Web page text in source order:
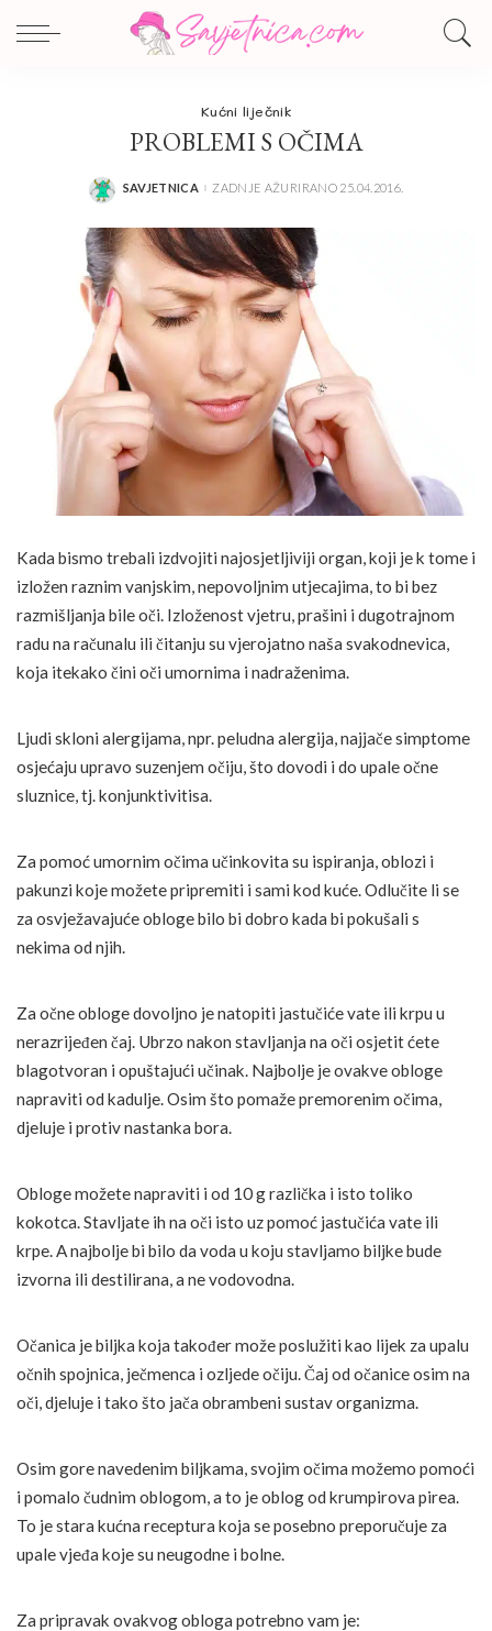
Kućni liječnik
PROBLEMI S OČIMA
POSTED
SAVJETNICA ZADNJE AŽURIRANO 25.04.2016.
Kada bismo trebali izdvojiti najosjetljiviji organ, koji je k tome i
izložen raznim vanjskim, nepovoljnim utjecajima, to bi bez
razmišljanja bile oči. Izloženost vjetru, prašini i dugotrajnom
radu na računalu ili čitanju su vjerojatno naša svakodnevica,
koja itekako čini oči umornima i nadraženima.
Ljudi skloni alergijama, npr. peludna alergija, najjače simptome
osjećaju upravo suzenjem očiju, što dovodi i do upale očne
sluznice, tj. konjunktivitisa.
Za pomoć umornim očima učinkovita su ispiranja, oblozi i
pakunzi koje možete pripremiti i sami kod kuće. Odlučite li se
za osvježavajuće obloge bilo bi dobro kada bi pokušali s
nekima od njih.
Za očne obloge dovoljno je natopiti jastučiće vate ili krpu u
nerazrijeđen čaj. Ubrzo nakon stavljanja na oči osjetit ćete
blagotvoran i opuštajući učinak. Najbolje je ovakve obloge
napraviti od kadulje. Osim što pomaže premorenim očima,
djeluje i protiv nastanka bora.
Obloge možete napraviti i od 10 g različka i isto toliko
kokotca. Stavljate ih na oči isto uz pomoć jastučića vate ili
krpe. A najbolje bi bilo da voda u koju stavljamo biljke bude
izvorna ili destilirana, a ne vodovodna.
Očanica je biljka koja također može poslužiti kao lijek za upalu
očnih spojnica, ječmenca i ozljede očiju. Čaj od očanice osim na
oči, djeluje i tako što jača obrambeni sustav organizma.
Osim gore navedenim biljkama, svojim očima možemo pomoći
i pomalo čudnim oblogom, a to je oblog od krumpirova pirea.
To je stara kućna receptura koja se posebno preporučuje za
upale vjeđa koje su neugodne i bolne.
Za pripravak ovakvog obloga potrebno vam je: